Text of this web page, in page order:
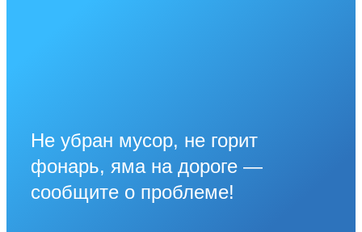
Не убран мусор, не горит
фонарь, яма на дороге —
сообщите о проблеме!